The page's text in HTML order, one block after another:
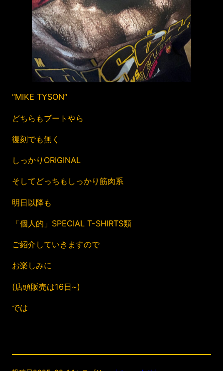
“MIKE TYSON“
どちらもブートやら
復刻でも無く
しっかりORIGINAL
そしてどっちもしっかり筋肉系
明日以降も
「個人的」SPECIAL T-SHIRTS類
ご紹介していきますので
お楽しみに
(店頭販売は16日~)
では